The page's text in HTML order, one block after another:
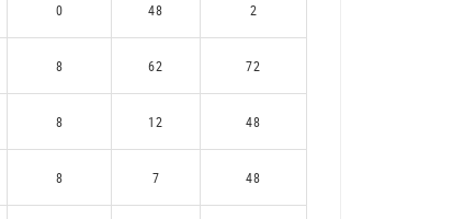
0 48 2
8 62 72
8 12 48
8 7 48